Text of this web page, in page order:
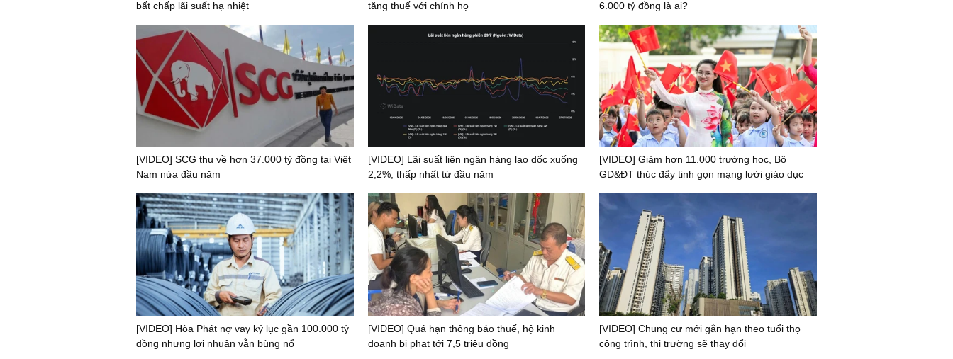
bất chấp lãi suất hạ nhiệt
tăng thuế với chính họ
6.000 tỷ đồng là ai?
[VIDEO] SCG thu về hơn 37.000 tỷ đồng tại Việt
Nam nửa đầu năm
[VIDEO] Lãi suất liên ngân hàng lao dốc xuống
2,2%, thấp nhất từ đầu năm
[VIDEO] Giảm hơn 11.000 trường học, Bộ
GD&ĐT thúc đẩy tinh gọn mạng lưới giáo dục
[VIDEO] Hòa Phát nợ vay kỷ lục gần 100.000 tỷ
đồng nhưng lợi nhuận vẫn bùng nổ
[VIDEO] Quá hạn thông báo thuế, hộ kinh
doanh bị phạt tới 7,5 triệu đồng
[VIDEO] Chung cư mới gắn hạn theo tuổi thọ
công trình, thị trường sẽ thay đổi